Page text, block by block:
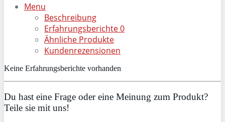
Menu
Beschreibung
Erfahrungsberichte0
Ähnliche Produkte
Kundenrezensionen
Keine Erfahrungsberichte vorhanden
Du hast eine Frage oder eine Meinung zum Produkt?
Teile sie mit uns!